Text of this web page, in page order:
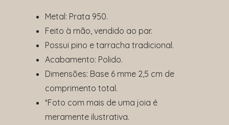
Metal: Prata 950.
Feito à mão, vendido ao par.
Possui pino e tarracha tradicional.
Acabamento: Polido.
Dimensões: Base 6 mme 2,5 cm de
comprimento total.
*Foto com mais de uma joia é
meramente ilustrativa.